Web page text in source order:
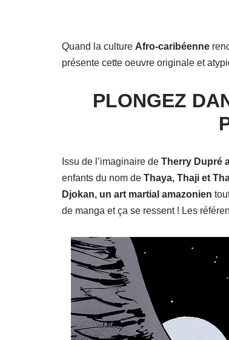
Quand la culture Afro-caribéenne
présente cette oeuvre originale et
PLONGEZ
Issu de l’imaginaire de Therry Dupré
enfants du nom de Thaya, Thaji et
Djokan, un art martial amazonien
de manga et ça se ressent ! Les